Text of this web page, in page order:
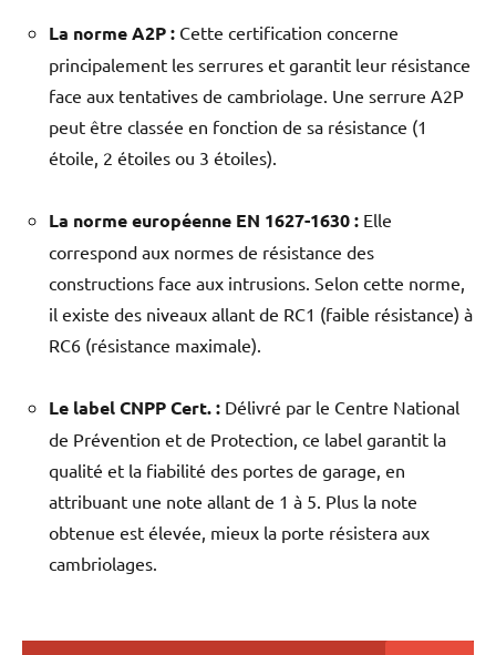
La norme A2P : Cette certification concerne
principalement les serrures et garantit leur résistance
face aux tentatives de cambriolage. Une serrure A2P
peut être classée en fonction de sa résistance (1
étoile, 2 étoiles ou 3 étoiles).
La norme européenne EN 1627-1630 : Elle
correspond aux normes de résistance des
constructions face aux intrusions. Selon cette norme,
il existe des niveaux allant de RC1 (faible résistance) à
RC6 (résistance maximale).
Le label CNPP Cert. : Délivré par le Centre National
de Prévention et de Protection, ce label garantit la
qualité et la fiabilité des portes de garage, en
attribuant une note allant de 1 à 5. Plus la note
obtenue est élevée, mieux la porte résistera aux
cambriolages.